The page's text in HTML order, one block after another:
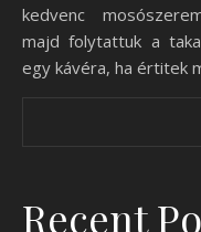
kedvenc
majd folytattuk a
egy kávéra, ha értitek
Recent